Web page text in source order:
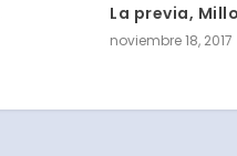
La previa,
noviembre 18, 2017